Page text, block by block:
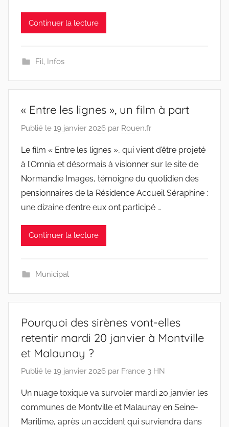
Continuer la lecture
Fil, Infos
« Entre les lignes », un film à part
Publié le 19 janvier 2026 par Rouen.fr
Le film « Entre les lignes », qui vient d’être projeté
à l’Omnia et désormais à visionner sur le site de
Normandie Images, témoigne du quotidien des
pensionnaires de la Résidence Accueil Séraphine :
une dizaine d’entre eux ont participé …
Continuer la lecture
Municipal
Pourquoi des sirènes vont-elles
retentir mardi 20 janvier à Montville
et Malaunay ?
Publié le 19 janvier 2026 par France 3 HN
Un nuage toxique va survoler mardi 20 janvier les
communes de Montville et Malaunay en Seine-
Maritime, après un accident qui surviendra dans